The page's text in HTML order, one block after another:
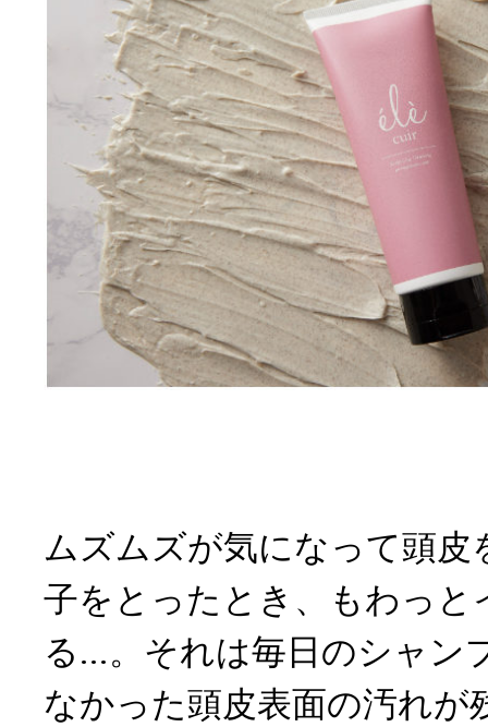
ムズムズが気になって頭皮
子をとったとき、もわっと
る...。それは毎日のシャン
なかった頭皮表面の汚れが